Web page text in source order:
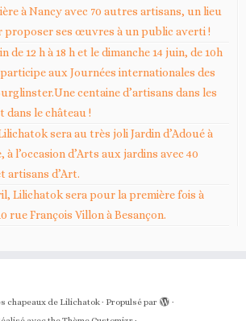
à Nancy avec 70 autres artisans, un lieu
proposer ses œuvres à un public averti !
de 12 h à 18 h et le dimanche 14 juin, de 10h
aux Journées internationales des
centaine d’artisans dans les
dans le château !
sera au très joli Jardin d’Adoué à
à l’occasion d’Arts aux jardins avec 40
artisans d’Art.
Lilichatok sera pour la première fois à
rue François Villon à Besançon.
chapeaux de Lilichatok· Propulsé par
·